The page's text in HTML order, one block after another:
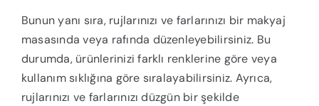
Bunun yanı sıra, rujlarınızı ve farlarınızı bir makyaj
masasında veya rafında düzenleyebilirsiniz. Bu
durumda, ürünlerinizi farklı renklerine göre veya
kullanım sıklığına göre sıralayabilirsiniz. Ayrıca,
rujlarınızı ve farlarınızı düzgün bir şekilde